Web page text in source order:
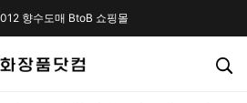
향수도매 BtoB 쇼핑몰